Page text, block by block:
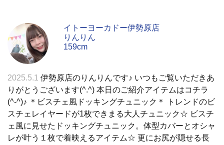
イトーヨーカドー伊勢原店
りんりん
159cm
2025.5.1 伊勢原店のりんりんです♪ いつもご覧いただきあ
りがとうございます(^.^) 本日のご紹介アイテムはコチラ
(^-^)♪ ＊ビスチェ風ドッキングチュニック＊ トレンドのビ
スチェレイヤードが1枚できまる大人チュニック☆ ビスチ
ェ風に見せたドッキングチュニック。体型カバーとオシャ
レが叶う１枚で着映えるアイテム☆ 更にお尻が隠せる長